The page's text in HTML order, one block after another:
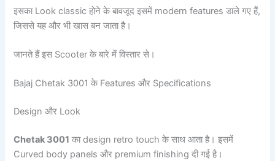
इसका Look classic होने के बावजूद इसमें modern features डाले गए हैं,
जिससे यह और भी खास बन जाता है।
जानते हैं इस Scooter के बारे में विस्तार से।
Bajaj Chetak 3001 के Features और Specifications
Design और Look
Chetak 3001 का design retro touch के साथ आता है। इसमें
Curved body panels और premium finishing दी गई है।